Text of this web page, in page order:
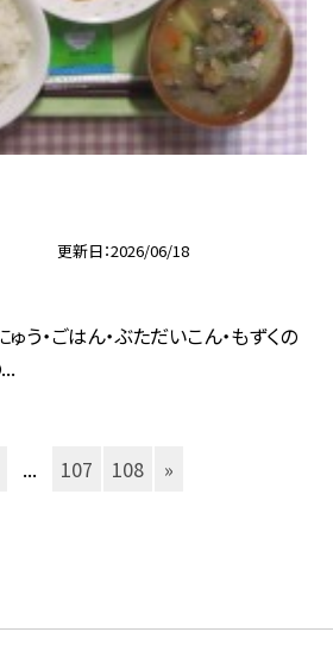
更新日 2026/06/18
う・ごはん・ぶただいこん・もずくの
... 107 108 »